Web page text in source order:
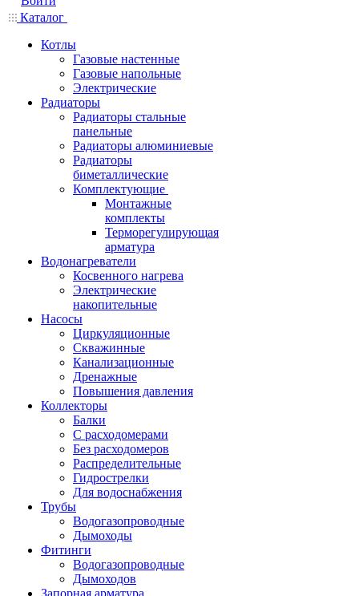
Каталог
Котлы
Газовые настенные
Газовые напольные
Электрические
Радиаторы
Радиаторы стальные
панельные
Радиаторы алюминиевые
Радиаторы
биметаллические
Комплектующие
Монтажные
комплекты
Терморегулирующая
арматура
Водонагреватели
Косвенного нагрева
Электрические
накопительные
Насосы
Циркуляционные
Скважинные
Канализационные
Дренажные
Повышения давления
Коллекторы
Балки
С расходомерами
Без расходомеров
Распределительные
Гидрострелки
Для водоснабжения
Трубы
Водогазопроводные
Дымоходы
Фитинги
Водогазопроводные
Дымоходов
Запорная арматура